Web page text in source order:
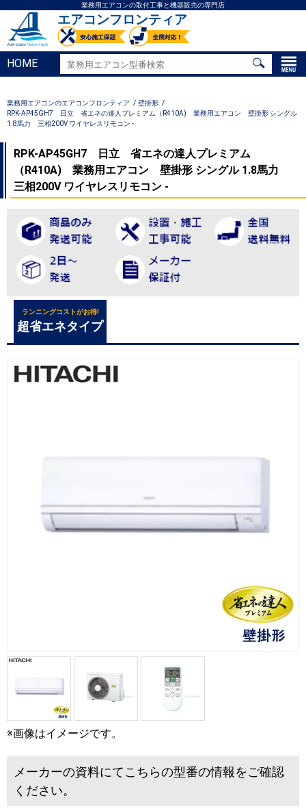
業務用エアコンの取付工事と機器販売の専門店
エアコンフロンティア
HOME
業務用エアコンのエアコンフロンティア
壁掛形
RPK-AP45GH7 日立 省エネの達人プレミアム（R410A) 業務用エアコン 壁掛形 シングル
1.8馬力 三相200V ワイヤレスリモコン -
RPK-AP45GH7 日立 省エネの達人プレミアム
（R410A) 業務用エアコン 壁掛形 シングル 1.8馬力
三相200V ワイヤレスリモコン -
ランニングコストがお得!
超省エネタイプ
※画像はイメージです。
メーカーの資料にてこちらの型番の情報をご確認
ください。